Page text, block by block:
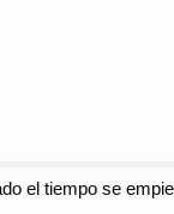
el tiempo se